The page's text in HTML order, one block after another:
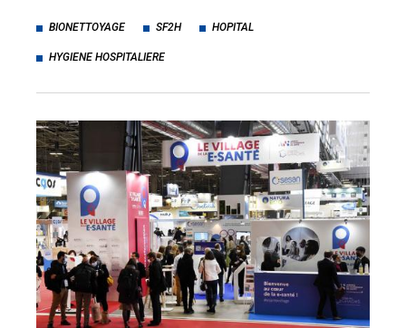
BIONETTOYAGE SF2H HOPITAL
HYGIENE HOSPITALIERE